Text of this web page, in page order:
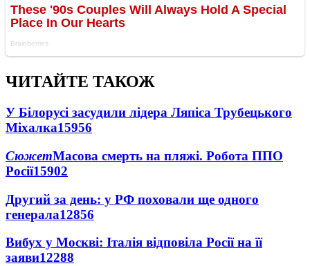
ЧИТАЙТЕ ТАКОЖ
У Білорусі засудили лідера Ляпіса Трубецького
Міхалка15956
СюжетМасова смерть на пляжі. Робота ППО
Росії15902
Другий за день: у РФ поховали ще одного
генерала12856
Вибух у Москві: Італія відповіла Росії на її
заяви12288